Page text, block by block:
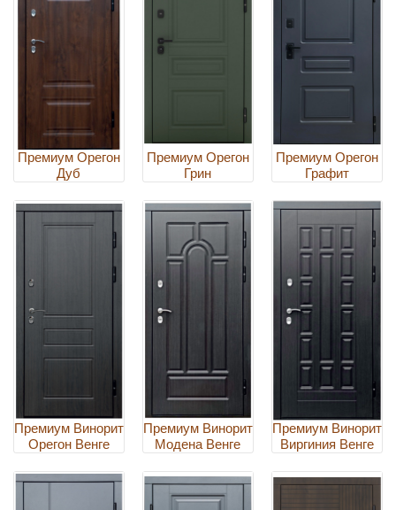
Премиум Орегон
Дуб
Премиум Орегон
Грин
Премиум Орегон
Графит
Премиум Винорит
Орегон Венге
Премиум Винорит
Модена Венге
Премиум Винорит
Виргиния Венге